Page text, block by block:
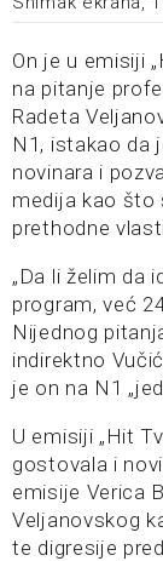
On je u emisiji
na pitanje
Radeta
N1, istakao da
novinara i
medija kao što
prethodne
„Da li želim da
program, već
Nijednog
indirektno
je on na N1
U emisiji „Hit
gostovala i
emisije Verica
Veljanovskog
te digresije